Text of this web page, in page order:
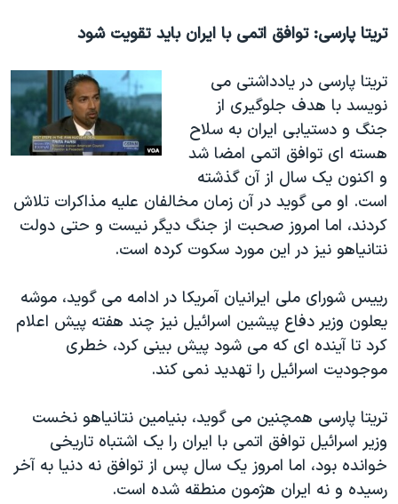
تریتا پارسی: توافق اتمی با ایران باید تقویت شود
تریتا پارسی در یادداشتی می
نویسد با هدف جلوگیری از
جنگ و دستیابی ایران به سلاح
هسته ای توافق اتمی امضا شد
و اکنون یک سال از آن گذشته
است. او می گوید در آن زمان مخالفان علیه مذاکرات تلاش
کردند، اما امروز صحبت از جنگ دیگر نیست و حتی دولت
نتانیاهو نیز در این مورد سکوت کرده است.
رییس شورای ملی ایرانیان آمریکا در ادامه می گوید، موشه
یعلون وزیر دفاع پیشین اسرائيل نیز چند هفته پیش اعلام
کرد تا آینده ای که می شود پیش بینی کرد، خطری
موجودیت اسرائیل را تهدید نمی کند.
تریتا پارسی همچنین می گوید، بنیامین نتانیاهو نخست
وزیر اسرائیل توافق اتمی با ایران را یک اشتباه تاریخی
خوانده بود، اما امروز یک سال پس از توافق نه دنیا به آخر
رسیده و نه ایران هژمون منطقه شده است.